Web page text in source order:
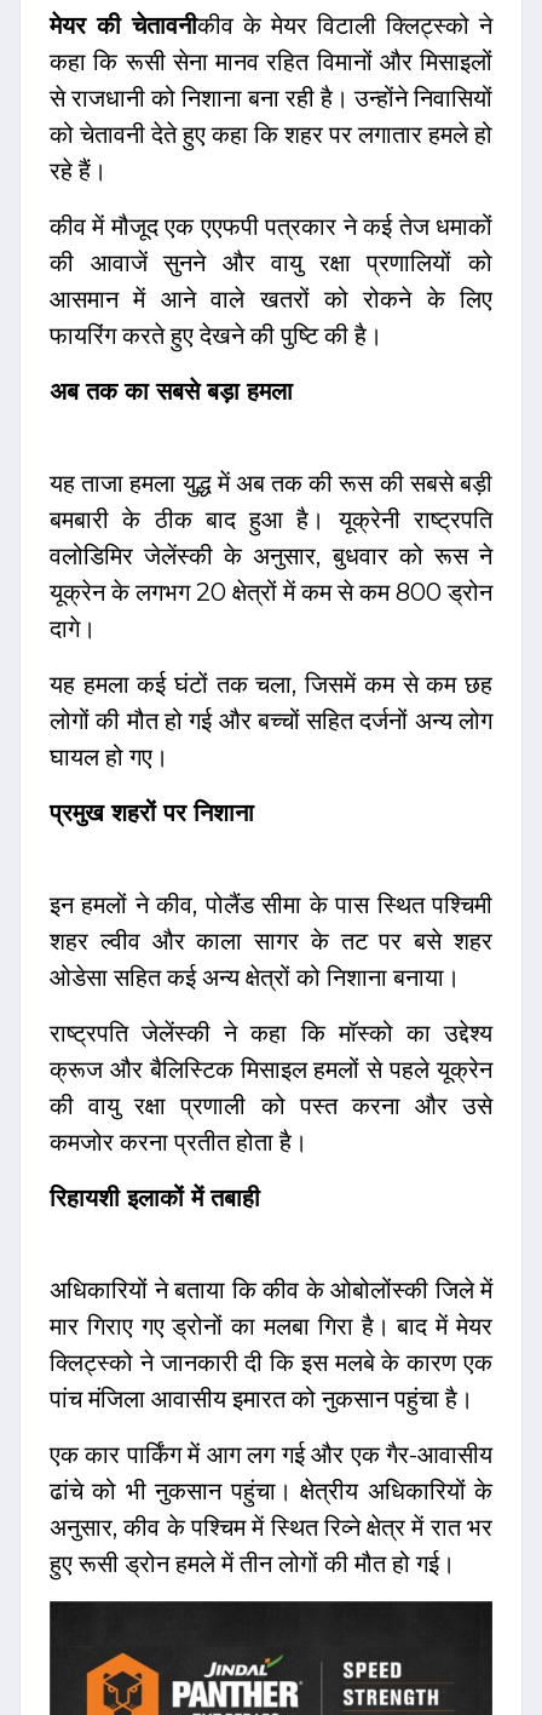
मेयर की चेतावनीकीव के मेयर विटाली क्लिट्स्को ने
कहा कि रूसी सेना मानव रहित विमानों और मिसाइलों
से राजधानी को निशाना बना रही है। उन्होंने निवासियों
को चेतावनी देते हुए कहा कि शहर पर लगातार हमले हो
रहे हैं।
कीव में मौजूद एक एएफपी पत्रकार ने कई तेज धमाकों
की आवाजें सुनने और वायु रक्षा प्रणालियों को
आसमान में आने वाले खतरों को रोकने के लिए
फायरिंग करते हुए देखने की पुष्टि की है।
अब तक का सबसे बड़ा हमला
यह ताजा हमला युद्ध में अब तक की रूस की सबसे बड़ी
बमबारी के ठीक बाद हुआ है। यूक्रेनी राष्ट्रपति
वलोडिमिर जेलेंस्की के अनुसार, बुधवार को रूस ने
यूक्रेन के लगभग 20 क्षेत्रों में कम से कम 800 ड्रोन
दागे।
यह हमला कई घंटों तक चला, जिसमें कम से कम छह
लोगों की मौत हो गई और बच्चों सहित दर्जनों अन्य लोग
घायल हो गए।
प्रमुख शहरों पर निशाना
इन हमलों ने कीव, पोलैंड सीमा के पास स्थित पश्चिमी
शहर ल्वीव और काला सागर के तट पर बसे शहर
ओडेसा सहित कई अन्य क्षेत्रों को निशाना बनाया।
राष्ट्रपति जेलेंस्की ने कहा कि मॉस्को का उद्देश्य
क्रूज और बैलिस्टिक मिसाइल हमलों से पहले यूक्रेन
की वायु रक्षा प्रणाली को पस्त करना और उसे
कमजोर करना प्रतीत होता है।
रिहायशी इलाकों में तबाही
अधिकारियों ने बताया कि कीव के ओबोलोंस्की जिले में
मार गिराए गए ड्रोनों का मलबा गिरा है। बाद में मेयर
क्लिट्स्को ने जानकारी दी कि इस मलबे के कारण एक
पांच मंजिला आवासीय इमारत को नुकसान पहुंचा है।
एक कार पार्किंग में आग लग गई और एक गैर-आवासीय
ढांचे को भी नुकसान पहुंचा। क्षेत्रीय अधिकारियों के
अनुसार, कीव के पश्चिम में स्थित रिव्ने क्षेत्र में रात भर
हुए रूसी ड्रोन हमले में तीन लोगों की मौत हो गई।